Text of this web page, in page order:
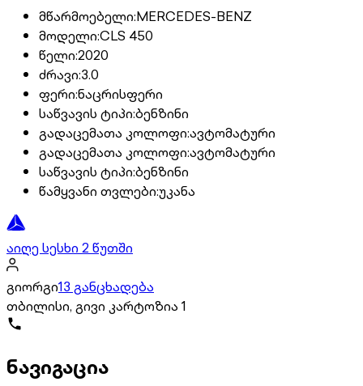
მწარმოებელი:MERCEDES-BENZ
მოდელი:CLS 450
წელი:2020
ძრავი:3.0
ფერი:ნაცრისფერი
საწვავის ტიპი:ბენზინი
გადაცემათა კოლოფი:ავტომატური
გადაცემათა კოლოფი:ავტომატური
საწვავის ტიპი:ბენზინი
წამყვანი თვლები:უკანა
აიღე სესხი 2 წუთში
გიორგი13 განცხადება
თბილისი, გივი კარტოზია 1
ნავიგაცია